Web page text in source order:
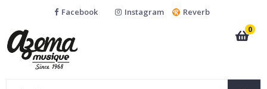
Facebook Instagram
Reverb
0